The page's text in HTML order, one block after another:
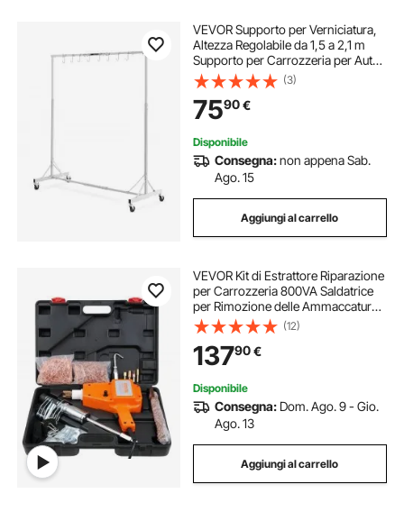
VEVOR Supporto per Verniciatura,
Altezza Regolabile da 1,5 a 2,1 m
Supporto per Carrozzeria per Auto
con 8 Ganci, 4 Ruote Girevoli,
Capacità di 30 kg per Officine di
Riparazione Auto e Garage, Bianco
(3)
7590€
Disponibile
Consegna:non appena Sab.
Ago. 15
Aggiungi al carrello
VEVOR Kit di Estrattore Riparazione
per Carrozzeria 800VA Saldatrice
per Rimozione delle Ammaccature
Saldatore a Punti 32x24cm,
Strumenti per la Riparazione delle
Ammaccature per Carrozzeria
Autocarri
(12)
13790€
Disponibile
Consegna: Dom. Ago. 9 - Gio.
Ago. 13
Aggiungi al carrello